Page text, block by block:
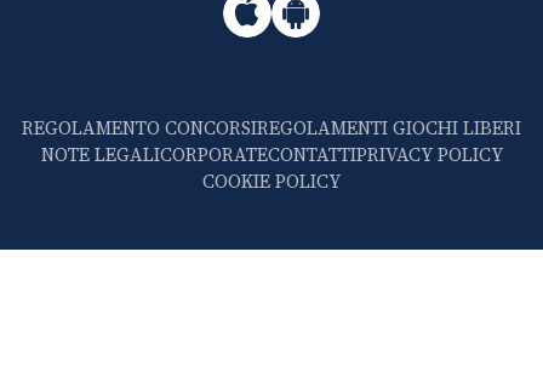
REGOLAMENTO CONCORSIREGOLAMENTI GIOCHI LIBERI
NOTE LEGALICORPORATECONTATTIPRIVACY POLICY
COOKIE POLICY